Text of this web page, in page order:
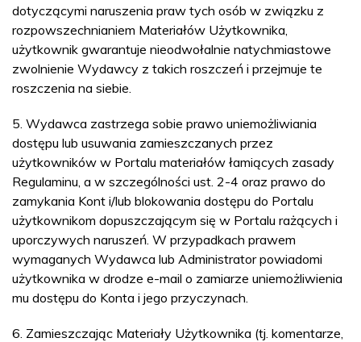
dotyczącymi naruszenia praw tych osób w związku z
rozpowszechnianiem Materiałów Użytkownika,
użytkownik gwarantuje nieodwołalnie natychmiastowe
zwolnienie Wydawcy z takich roszczeń i przejmuje te
roszczenia na siebie.
5. Wydawca zastrzega sobie prawo uniemożliwiania
dostępu lub usuwania zamieszczanych przez
użytkowników w Portalu materiałów łamiących zasady
Regulaminu, a w szczególności ust. 2-4 oraz prawo do
zamykania Kont i/lub blokowania dostępu do Portalu
użytkownikom dopuszczającym się w Portalu rażących i
uporczywych naruszeń. W przypadkach prawem
wymaganych Wydawca lub Administrator powiadomi
użytkownika w drodze e-mail o zamiarze uniemożliwienia
mu dostępu do Konta i jego przyczynach.
6. Zamieszczając Materiały Użytkownika (tj. komentarze,